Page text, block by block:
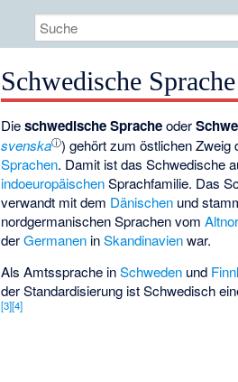
Schwedische Sprache
Dieschwedische Spracheoder
svenskaⓘ) gehört zum östlichen Zweig
Sprachen. Damit ist das Schwedische
indoeuropäischenSprachfamilie. Das
verwandt mit dem Dänischen und
nordgermanischen Sprachen vom
derGermanen inSkandinavienwar.
Als Amtssprache inSchweden und
der Standardisierung ist Schwedisch
[3][4]